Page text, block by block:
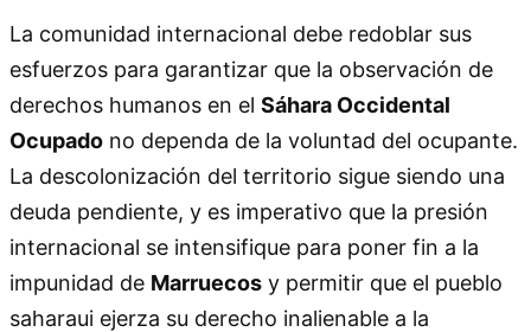
La comunidad internacional debe redoblar sus
esfuerzos para garantizar que la observación de
derechos humanos en el Sáhara Occidental
Ocupado no dependa de la voluntad del ocupante.
La descolonización del territorio sigue siendo una
deuda pendiente, y es imperativo que la presión
internacional se intensifique para poner fin a la
impunidad de Marruecos y permitir que el pueblo
saharaui ejerza su derecho inalienable a la